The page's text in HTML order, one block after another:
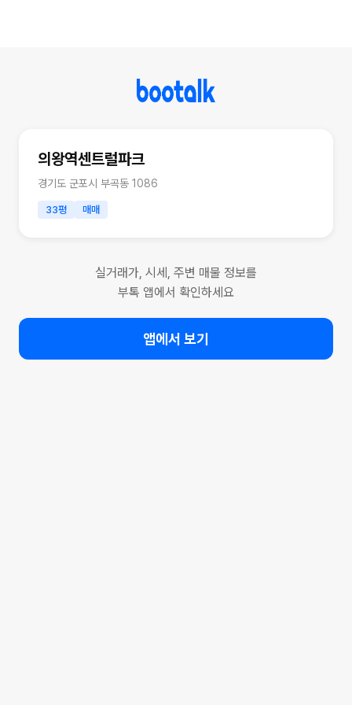
의왕역센트럴파크
경기도 군포시 부곡동 1086
33평 매매
실거래가, 시세, 주변 매물 정보를
부톡 앱에서 확인하세요
앱에서 보기